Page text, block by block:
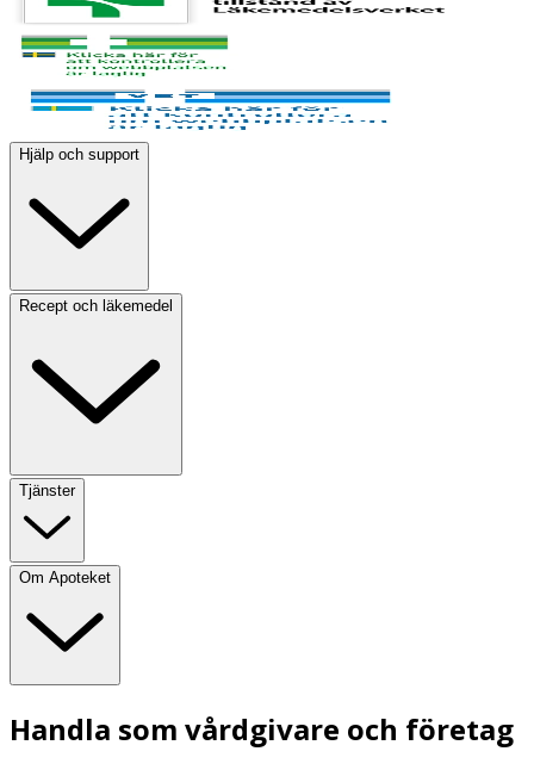
Hjälp och support
Recept och läkemedel
Tjänster
Om Apoteket
Handla som vårdgivare och företag